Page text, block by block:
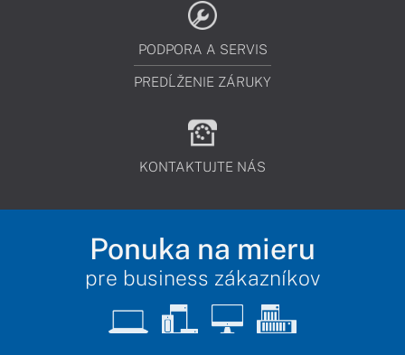
PODPORA A SERVIS
PREDĹŽENIE ZÁRUKY
KONTAKTUJTE NÁS
Ponuka na mieru
pre business zákazníkov